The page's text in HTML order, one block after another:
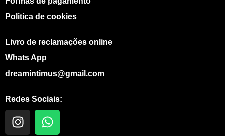
Politíca de cookies
Livro de reclamações online
Whats App
dreamintimus@gmail.com
Redes Sociais:
I
n
W
h